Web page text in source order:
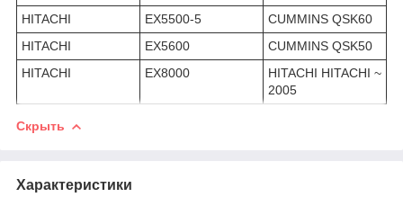
HITACHI
EX5500-5
CUMMINS QSK60
HITACHI
EX5600
CUMMINS QSK50
HITACHI
EX8000
HITACHI HITACHI ~
2005
Скрыть
Характеристики